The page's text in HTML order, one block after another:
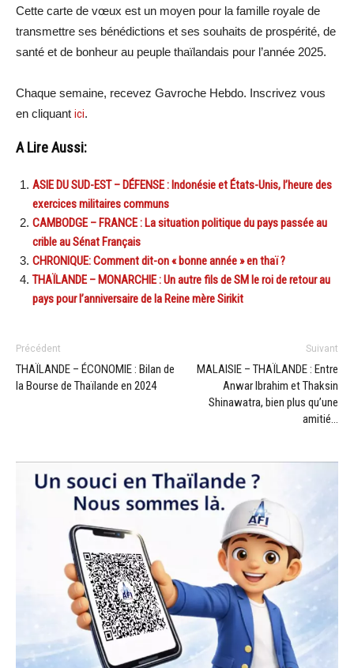
Cette carte de vœux est un moyen pour la famille royale de
transmettre ses bénédictions et ses souhaits de prospérité, de
santé et de bonheur au peuple thaïlandais pour l’année 2025.
Chaque semaine, recevez Gavroche Hebdo. Inscrivez vous
en cliquant ici.
A Lire Aussi:
ASIE DU SUD-EST – DÉFENSE : Indonésie et États-Unis, l’heure des
exercices militaires communs
CAMBODGE – FRANCE : La situation politique du pays passée au
crible au Sénat Français
CHRONIQUE: Comment dit-on « bonne année » en thaï ?
THAÏLANDE – MONARCHIE : Un autre fils de SM le roi de retour au
pays pour l’anniversaire de la Reine mère Sirikit
Précédent
THAÏLANDE – ÉCONOMIE : Bilan de
la Bourse de Thaïlande en 2024
Suivant
MALAISIE – THAÏLANDE : Entre
Anwar Ibrahim et Thaksin
Shinawatra, bien plus qu’une
amitié…